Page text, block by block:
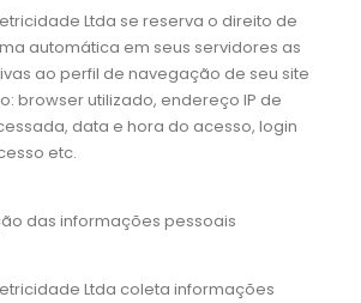
Ltda se reserva o direito de
automática em seus servidores as
ao perfil de navegação de seu site
browser utilizado, endereço IP de
data e hora do acesso, login
etc.
das informações pessoais
Ltda coleta informações